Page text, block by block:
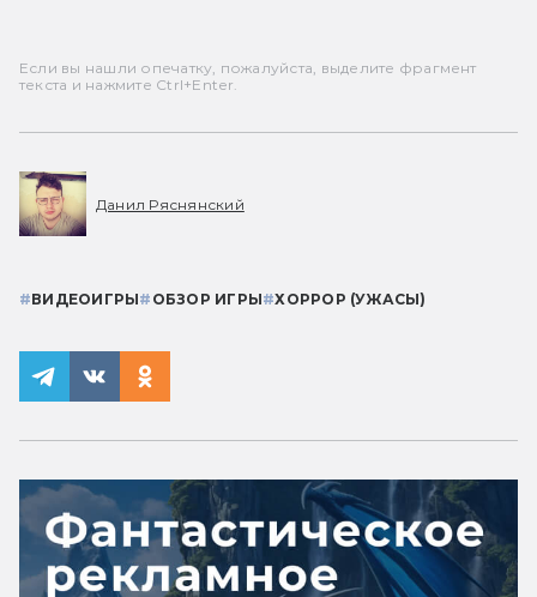
Если вы нашли опечатку, пожалуйста, выделите фрагмент
текста и нажмите Ctrl+Enter.
Данил Ряснянский
#ВИДЕОИГРЫ# ОБЗОР ИГРЫ#ХОРРОР (УЖАСЫ)